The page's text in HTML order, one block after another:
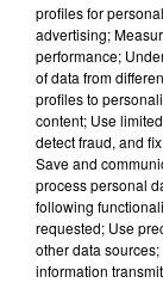
toutes les
week-
vacances
Une
il est
pour que
en même
être
profiles for
advertising;
performance;
of data from
profiles to
content; Use
detect fraud, and
Save and
process personal
following
requested; Use
other data
information